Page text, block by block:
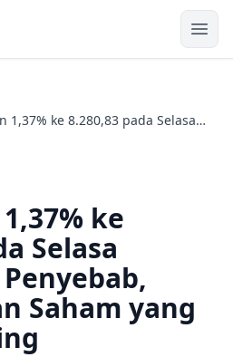
1,37% ke 8.280,83 pada Selasa
ke
Selasa
Saham yang